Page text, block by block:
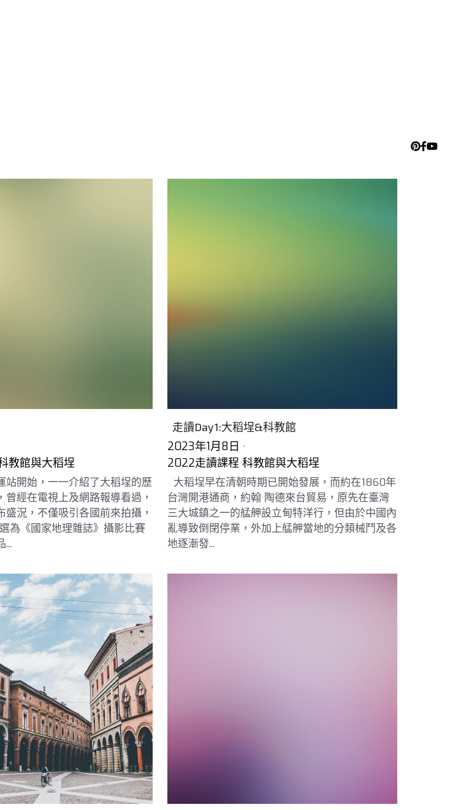
教館與大稻埕
站開始，一一介紹了大稻埕的歷
曾經在電視上及網路報導看過，
盛況，不僅吸引各國前來拍攝，
為《國家地理雜誌》攝影比賽
...
走讀Day1:大稻埕&科教館
2023年1月8日 ·
2022走讀課程 科教館與大稻埕
大稻埕早在清朝時期已開始發展，而約在1860年
台灣開港通商，約翰·陶德來台貿易，原先在臺灣
三大城鎮之一的艋舺設立甸特洋行，但由於中國內
亂導致倒閉停業，外加上艋舺當地的分類械鬥及各
地逐漸發...